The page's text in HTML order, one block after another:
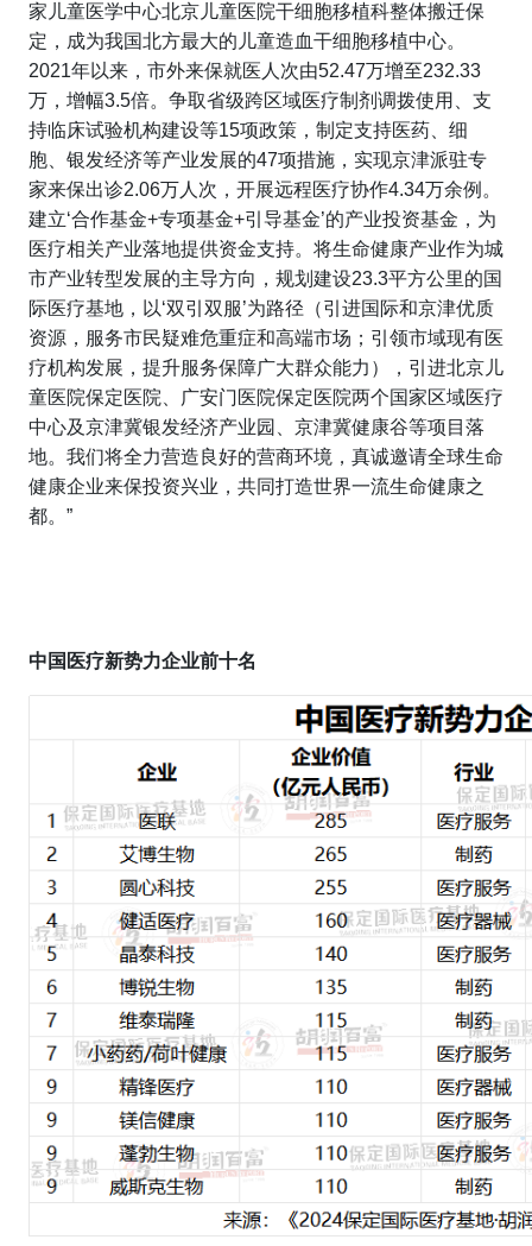
家儿童医学中心北京儿童医院干细胞移植科整体搬迁保
定，成为我国北方最大的儿童造血干细胞移植中心。
2021年以来，市外来保就医人次由52.47万增至232.33
万，增幅3.5倍。争取省级跨区域医疗制剂调拨使用、支
持临床试验机构建设等15项政策，制定支持医药、细
胞、银发经济等产业发展的47项措施，实现京津派驻专
家来保出诊2.06万人次，开展远程医疗协作4.34万余例。
建立‘合作基金+专项基金+引导基金’的产业投资基金，为
医疗相关产业落地提供资金支持。将生命健康产业作为城
市产业转型发展的主导方向，规划建设23.3平方公里的国
际医疗基地，以‘双引双服’为路径（引进国际和京津优质
资源，服务市民疑难危重症和高端市场；引领市域现有医
疗机构发展，提升服务保障广大群众能力），引进北京儿
童医院保定医院、广安门医院保定医院两个国家区域医疗
中心及京津冀银发经济产业园、京津冀健康谷等项目落
地。我们将全力营造良好的营商环境，真诚邀请全球生命
健康企业来保投资兴业，共同打造世界一流生命健康之
都。”
中国医疗新势力企业前十名